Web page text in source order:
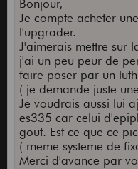
Bonjour,
Je compte acheter
l'upgrader.
J'aimerais mettre sur
j'ai un peu peur de
faire poser par un
( je demande juste
Je voudrais aussi lui
es335 car celui
gout. Est ce que ce
( meme systeme de
Merci d'avance par